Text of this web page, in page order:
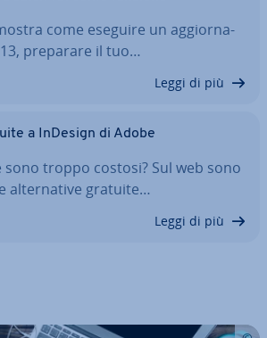
come eseguire un ag­gior­na­
preparare il tuo…
Leggi di più
a InDesign di Adobe
sono troppo costosi? Sul web sono
al­ter­na­ti­ve gratuite…
Leggi di più